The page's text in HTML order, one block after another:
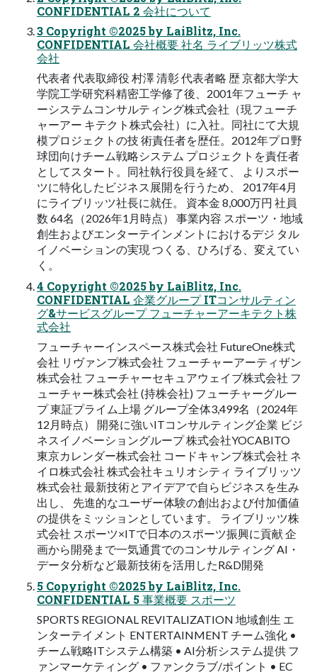
CONFIDENTIAL 2 会社について
3 Copyright ©2025 by LaiBlitz, Inc.
CONFIDENTIAL 会社概要 社名 ライブリッツ株式
会社
代表者 代表取締役 村澤 清彰 代表者略 歴 京都大学大
学院工学研究科精密工学修了後、2001年フューチ ャ
ーシステムコンサルティング株式会社（現フューチ
ャーアー キテクト株式会社）に入社。同社にて大規
模プロジェクトの技 術責任者を歴任。2012年プロ野
球団向けチーム戦略システム プロジェクトを責任者
としてスタート。同社執行役員を経て、 よりスポー
ツに特化したビジネス展開を行うため、 2017年4月
にライブリッツ社長に就任。 資本金 8,000万円 社員
数 64名（2026年1月時点） 事業内容 スポーツ・地域
創生およびエンターテインメントにおけるデジ タル
イノベーションの実現 つくる、ひろげる、変えてい
く。
4 Copyright ©2025 by LaiBlitz, Inc.
CONFIDENTIAL 企業グループ ITコンサルティン
グ&サービスグループ フューチャーアーキテクト株
式会社
フューチャーインスペース株式会社 FutureOne株式
会社 リヴァンプ株式会社 フューチャーアーティザン
株式会社 フューチャーセキュアウェイブ株式会社 フ
ューチャー株式会社 (持株会社) フューチャーグルー
プ 東証プライム上場 グループ全体3,499名（2024年
12月時点） 開発に強いITコンサルティング企業 ビジ
ネスイノベーショングループ 株式会社YOCABITO
東京カレンダー株式会社 コードキャンプ株式会社 ネ
イロ株式会社 株式会社キュリオシティ ライブリッツ
株式会社 最新技術とアイデアで自らビジネスを生み
出し、 先進的なユーザー体験の創出および付加価値
の提供をミッションとしています。 ライブリッツ株
式会社 スポーツ×ITで日本のスポーツ振興に貢献 企
画から開発まで一気通貫でのコンサルティング AI・
データ分析など最新技術を活用したR&D開発
5 Copyright ©2025 by LaiBlitz, Inc.
CONFIDENTIAL 5 事業概要 スポーツ
SPORTS REGIONAL REVITALIZATION 地域創生 エ
ンターテイメント ENTERTAINMENT チーム強化 •
チーム戦略ITシステム構築 • AI分析システム提供 フ
ァンマーケティング • ファンクラブ/ポイント • EC